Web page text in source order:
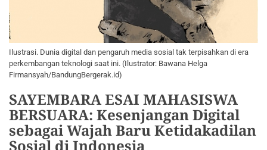
Ilustrasi. Dunia digital dan pengaruh media sosial tak terpisahkan di era
perkembangan teknologi saat ini. (Ilustrator: Bawana Helga
Firmansyah/BandungBergerak.id)
SAYEMBARA ESAI MAHASISWA
BERSUARA: Kesenjangan Digital
sebagai Wajah Baru Ketidakadilan
Sosial di Indonesia